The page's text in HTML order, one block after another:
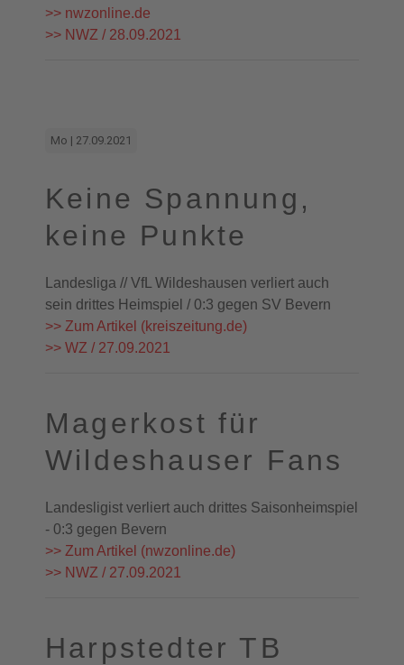
>> nwzonline.de
>> NWZ / 28.09.2021
Mo | 27.09.2021
Keine Spannung,
keine Punkte
Landesliga // VfL Wildeshausen verliert auch
sein drittes Heimspiel / 0:3 gegen SV Bevern
>> Zum Artikel (kreiszeitung.de)
>> WZ / 27.09.2021
Magerkost für
Wildeshauser Fans
Landesligist verliert auch drittes Saisonheimspiel
- 0:3 gegen Bevern
>> Zum Artikel (nwzonline.de)
>> NWZ / 27.09.2021
Harpstedter TB